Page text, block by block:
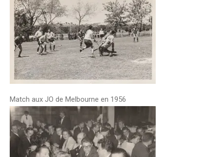
Match aux JO de Melbourne en 1956